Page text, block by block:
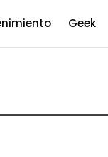
Geek